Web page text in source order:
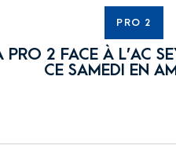
PRO 2
PRO 2 FACE À L’AC
CE SAMEDI EN